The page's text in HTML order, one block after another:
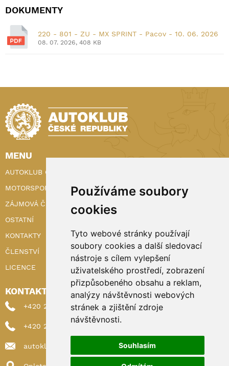
Používáme soubory
cookies
Tyto webové stránky používají
soubory cookies a další sledovací
nástroje s cílem vylepšení
uživatelského prostředí, zobrazení
přizpůsobeného obsahu a reklam,
analýzy návštěvnosti webových
stránek a zjištění zdroje
návštěvnosti.
Souhlasím
DOKUMENTY
220 - 801 - ZU - MX SPRINT - Pacov - 10. 06. 2026
08. 07. 2026, 408 KB
MENU
AUTOKLUB ČR
MOTORSPORT
ZÁJMOVÁ ČINNOST
OSTATNÍ
KONTAKTY
ČLENSTVÍ
LICENCE
KONTAKTY
+420 222 898 224 (sekretariat)
+420 222 898 221 (členství)
autoklub@autoklub.cz